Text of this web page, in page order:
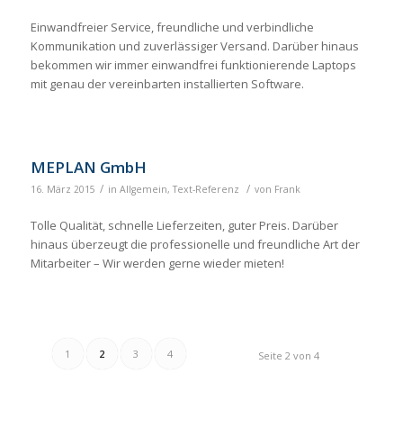
Einwandfreier Service, freundliche und verbindliche
Kommunikation und zuverlässiger Versand. Darüber hinaus
bekommen wir immer einwandfrei funktionierende Laptops
mit genau der vereinbarten installierten Software.
MEPLAN GmbH
16. März 2015 / in Allgemein,Text-Referenz / von Frank
Tolle Qualität, schnelle Lieferzeiten, guter Preis. Darüber
hinaus überzeugt die professionelle und freundliche Art der
Mitarbeiter – Wir werden gerne wieder mieten!
Seite 2 von 4
1 2 3 4